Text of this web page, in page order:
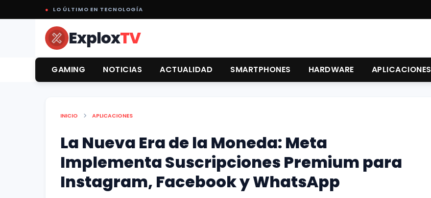
● LO ÚLTIMO EN TECNOLOGÍA
ExploxTV
GAMING NOTICIAS ACTUALIDAD SMARTPHONES HARDWARE APLICACIONES
INICIO APLICACIONES
La Nueva Era de la Moneda: Meta
Implementa Suscripciones Premium para
Instagram, Facebook y WhatsApp